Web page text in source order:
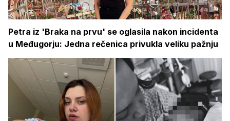
Petra iz 'Braka na prvu' se oglasila nakon incidenta
u Međugorju: Jedna rečenica privukla veliku pažnju